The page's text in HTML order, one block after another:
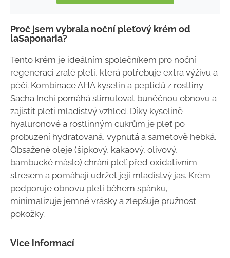
Proč jsem vybrala noční pleťový krém od
laSaponaria?
Tento krém je ideálním společníkem pro noční
regeneraci zralé pleti, která potřebuje extra výživu a
péči. Kombinace AHA kyselin a peptidů z rostliny
Sacha Inchi pomáhá stimulovat buněčnou obnovu a
zajistit pleti mladistvý vzhled. Díky kyselině
hyaluronové a rostlinným cukrům je pleť po
probuzení hydratovaná, vypnutá a sametově hebká.
Obsažené oleje (šípkový, kakaový, olivový,
bambucké máslo) chrání pleť před oxidativním
stresem a pomáhají udržet její mladistvý jas. Krém
podporuje obnovu pleti během spánku,
minimalizuje jemné vrásky a zlepšuje pružnost
pokožky.
Více informací